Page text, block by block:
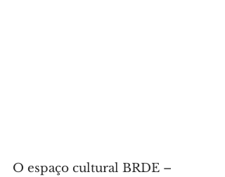
O espaço cultural BRDE –